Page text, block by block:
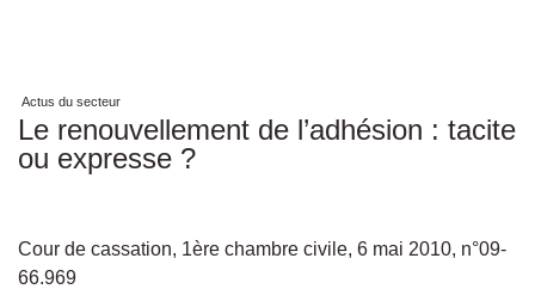
Actus du secteur
Le renouvellement de l’adhésion : tacite
ou expresse ?
Cour de cassation, 1ère chambre civile, 6 mai 2010, n°09-
66.969